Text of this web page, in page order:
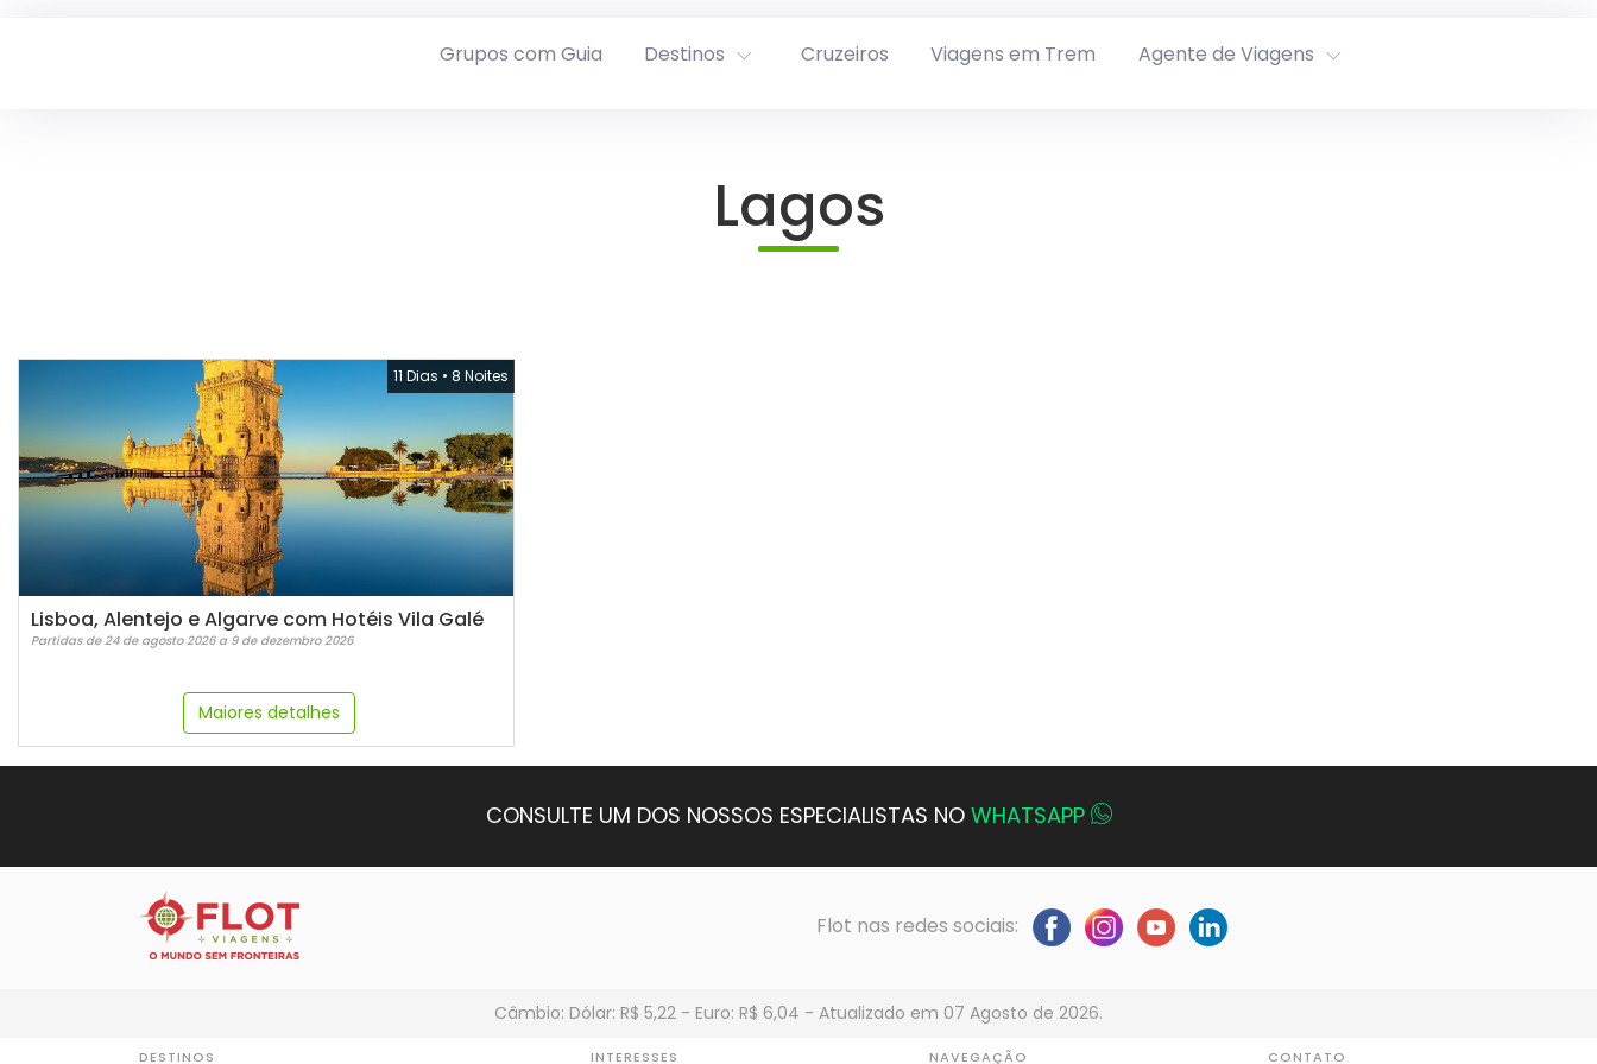
Grupos com Guia Destinos Cruzeiros Viagens em Trem Agente de Viagens
Lagos
11 Dias • 8 Noites
Lisboa, Alentejo e Algarve com Hotéis Vila Galé
Partidas de 24 de agosto 2026 a 9 de dezembro 2026
Maiores detalhes
CONSULTE UM DOS NOSSOS ESPECIALISTAS NO WHATSAPP
Flot nas redes sociais:
Câmbio: Dólar: R$ 5,22 - Euro: R$ 6,04 - Atualizado em 07 Agosto de 2026.
DESTINOS INTERESSES NAVEGAÇÃO CONTATO